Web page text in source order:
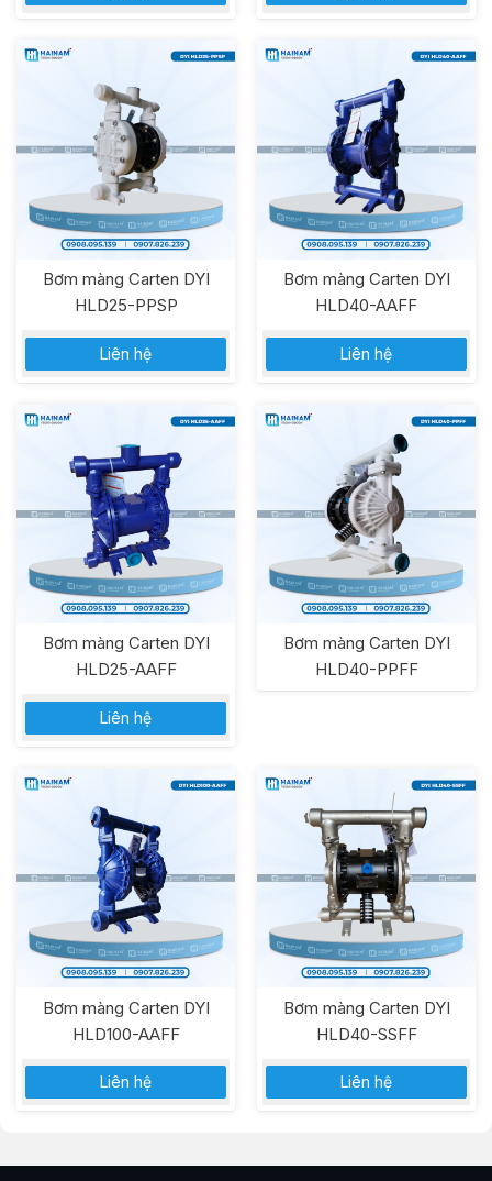
Bơm màng Carten DYI
HLD25-PPSP
Liên hệ
Bơm màng Carten DYI
HLD40-AAFF
Liên hệ
Bơm màng Carten DYI
HLD25-AAFF
Liên hệ
Bơm màng Carten DYI
HLD40-PPFF
Bơm màng Carten DYI
HLD100-AAFF
Liên hệ
Bơm màng Carten DYI
HLD40-SSFF
Liên hệ